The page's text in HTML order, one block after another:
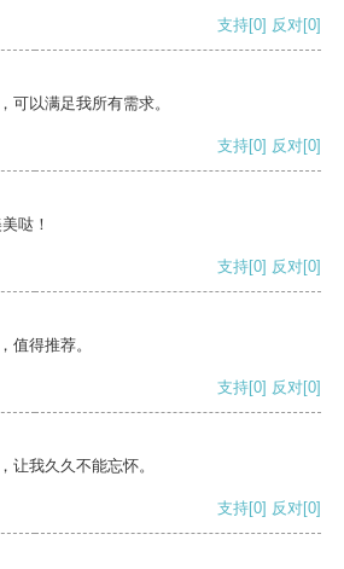
支持[0] 反对[0]
可以满足我所有需求。
支持[0] 反对[0]
哒！
支持[0] 反对[0]
值得推荐。
支持[0] 反对[0]
让我久久不能忘怀。
支持[0] 反对[0]